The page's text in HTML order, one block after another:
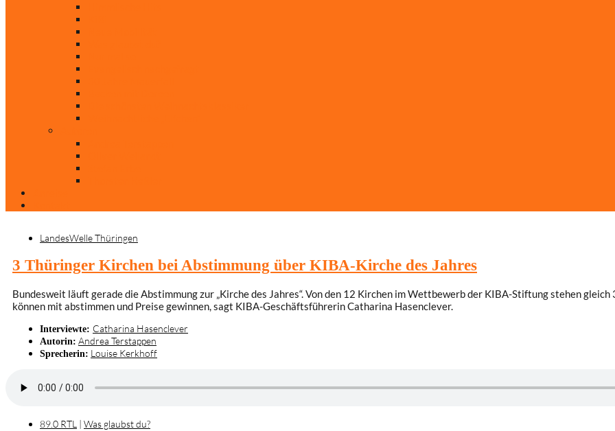
LandesWelle Thüringen
3 Thüringer Kirchen bei Abstimmung über KIBA-Kirche des Jahres
Bundesweit läuft gerade die Abstimmung zur „Kirche des Jahres“. Von den 12 Kirchen im Wettbewerb der KIBA-Stiftung stehen
können mit abstimmen und Preise gewinnen, sagt KIBA-Geschäftsführerin Catharina Hasenclever.
Interviewte: Catharina Hasenclever
Autorin: Andrea Terstappen
Sprecherin: Louise Kerkhoff
89.0 RTL | Was glaubst du?